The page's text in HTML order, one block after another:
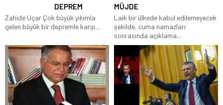
DEPREM
Zahide Uçar Çok büyük yıkımla
gelen büyük bir depremle karşı...
MÜJDE
Laik bir ülkede kabul edilemeyecek
şekilde, cuma namazları
sonrasında açıklama...